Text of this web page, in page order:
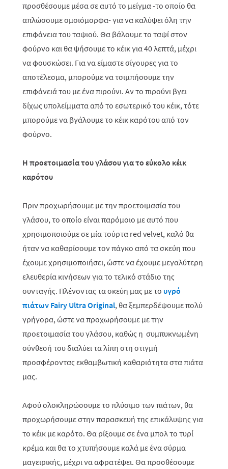
προσθέσουμε μέσα σε αυτό το μείγμα -το οποίο θα
απλώσουμε ομοιόμορφα- για να καλύψει όλη την
επιφάνεια του ταψιού. Θα βάλουμε το ταψί στον
φούρνο και θα ψήσουμε το κέικ για 40 λεπτά, μέχρι
να φουσκώσει. Για να είμαστε σίγουρες για το
αποτέλεσμα, μπορούμε να τσιμπήσουμε την
επιφάνειά του με ένα πιρούνι. Αν το πιρούνι βγει
δίχως υπολείμματα από το εσωτερικό του κέικ, τότε
μπορούμε να βγάλουμε το κέικ καρότου από τον
φούρνο.
Η προετοιμασία του γλάσου για το εύκολο κέικ
καρότου
Πριν προχωρήσουμε με την προετοιμασία του
γλάσου, το οποίο είναι παρόμοιο με αυτό που
χρησιμοποιούμε σε μία τούρτα red velvet, καλό θα
ήταν να καθαρίσουμε τον πάγκο από τα σκεύη που
έχουμε χρησιμοποιήσει, ώστε να έχουμε μεγαλύτερη
ελευθερία κινήσεων για το τελικό στάδιο της
συνταγής. Πλένοντας τα σκεύη μας με το υγρό
πιάτων Fairy UltraOriginal, θα ξεμπερδέψουμε πολύ
γρήγορα, ώστε να προχωρήσουμε με την
προετοιμασία του γλάσου, καθώς η συμπυκνωμένη
σύνθεσή του διαλύει τα λίπη στη στιγμή
προσφέροντας εκθαμβωτική καθαριότητα στα πιάτα
μας.
Αφού ολοκληρώσουμε το πλύσιμο των πιάτων, θα
προχωρήσουμε στην παρασκευή της επικάλυψης για
το κέικ με καρότο. Θα ρίξουμε σε ένα μπολ το τυρί
κρέμα και θα το χτυπήσουμε καλά με ένα σύρμα
μαγειρικής, μέχρι να αφρατέψει. Θα προσθέσουμε